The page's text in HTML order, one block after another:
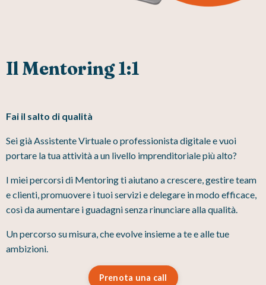
Il Mentoring 1:1
Fai il salto di qualità
Sei già Assistente Virtuale o professionista digitale e vuoi
portare la tua attività a un livello imprenditoriale più alto?
I miei percorsi di Mentoring ti aiutano a crescere, gestire team
e clienti, promuovere i tuoi servizi e delegare in modo efficace,
così da aumentare i guadagni senza rinunciare alla qualità.
Un percorso su misura, che evolve insieme a te e alle tue
ambizioni.
Prenota una call